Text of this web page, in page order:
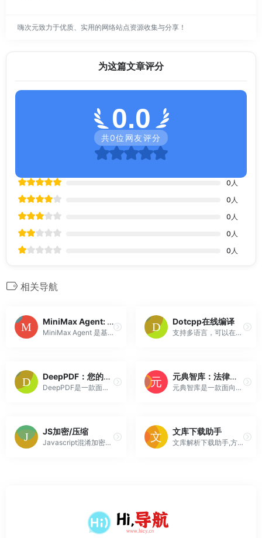
嗨次元致力于优质、实用的网络站点资源收集与分享！
为这篇文章评分
0.0
共0位网友评分
0 人
0 人
0 人
0 人
0 人
相关导航
MiniMax Agent: 简单指令, 无限可能
MiniMax Agent 是基于顶尖多模态大语言模型打造的智能AI伙伴，为你带来全方位的智能体验：精准搜索解答、一目了然的图像识别、沉浸式语音对话、专业
Dotcpp在线编译
支持多语言，可以在线写代码，编译、调试运行的在线编译解释器
DeepPDF：您的AI深度学习研究助手
DeepPDF是一款面向PDF深度学习的AI助手，支持聊天、摘要、翻译对比及关键词、图片、公式的分析。
元典智库：法律搜索引擎
元典智库是一款面向法官、检察官、律师等法律人提供的一站式法律知识服务平台，以法律搜索这一通用场景切入，聚合和分发各类知识服务，以期通过法律知识搜索和知识推荐，为法律人提供有效、精准的知识服务，为用户提供一站式、一体化的智能搜索体验。gt;lt;metaname=keywordscontent=元典智...
JS加密/压缩
Javascript混淆加密，去除Js注释，混淆解密，Javascript在线解密。还额外提供人工JS解密服务。
文库下载助手
文库解析下载助手,方便的复制文库内容。